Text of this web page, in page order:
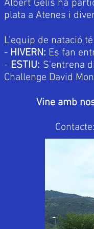
Albert Gelis ha
plata a Atenes i
L'equip de natació
- HIVERN: Es fan
- ESTIU: S'entrena
Challenge David
Vine amb
Contacte: